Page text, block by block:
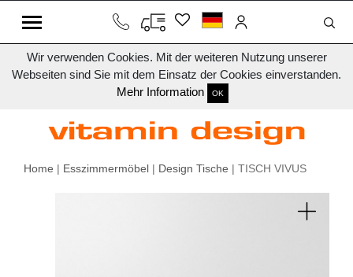
Wir verwenden Cookies. Mit der weiteren Nutzung unserer
Webseiten sind Sie mit dem Einsatz der Cookies einverstanden.
Mehr Information
OK
Home | Esszimmermöbel | Design Tische | TISCH VIVUS